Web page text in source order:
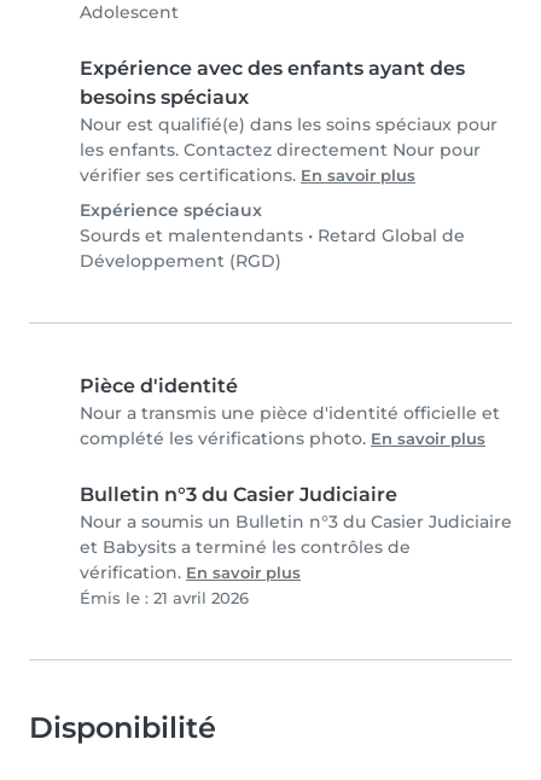
Adolescent
Expérience avec des enfants ayant des
besoins spéciaux
Nour est qualifié(e) dans les soins spéciaux pour
les enfants. Contactez directement Nour pour
vérifier ses certifications. En savoir plus
Expérience spéciaux
Sourds et malentendants • Retard Global de
Développement (RGD)
Pièce d'identité
Nour a transmis une pièce d'identité officielle et
complété les vérifications photo. En savoir plus
Bulletin n°3 du Casier Judiciaire
Nour a soumis un Bulletin n°3 du Casier Judiciaire
et Babysits a terminé les contrôles de
vérification. En savoir plus
Émis le : 21 avril 2026
Disponibilité